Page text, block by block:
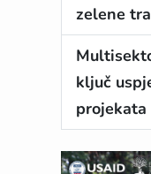
zelene
ključ
projekata